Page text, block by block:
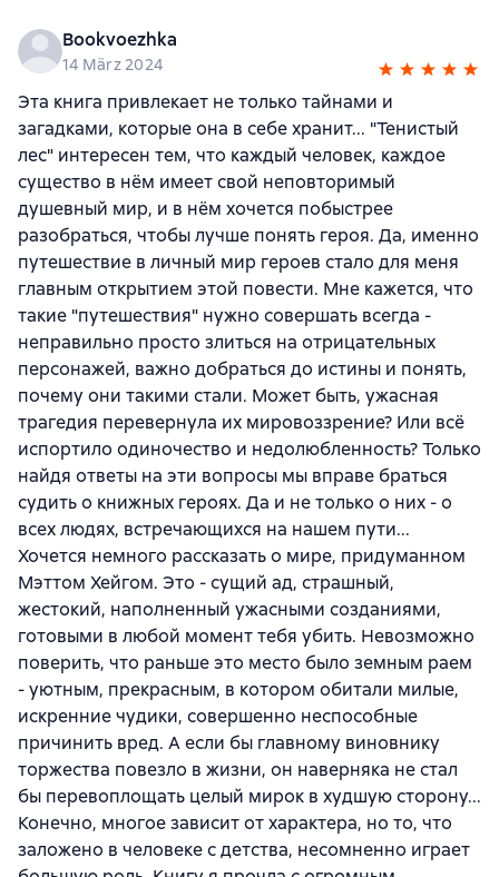
Bookvoezhka
14 März 2024
Эта книга привлекает не только тайнами и
загадками, которые она в себе хранит... "Тенистый
лес" интересен тем, что каждый человек, каждое
существо в нём имеет свой неповторимый
душевный мир, и в нём хочется побыстрее
разобраться, чтобы лучше понять героя. Да, именно
путешествие в личный мир героев стало для меня
главным открытием этой повести. Мне кажется, что
такие "путешествия" нужно совершать всегда -
неправильно просто злиться на отрицательных
персонажей, важно добраться до истины и понять,
почему они такими стали. Может быть, ужасная
трагедия перевернула их мировоззрение? Или всё
испортило одиночество и недолюбленность? Только
найдя ответы на эти вопросы мы вправе браться
судить о книжных героях. Да и не только о них - о
всех людях, встречающихся на нашем пути...
Хочется немного рассказать о мире, придуманном
Мэттом Хейгом. Это - сущий ад, страшный,
жестокий, наполненный ужасными созданиями,
готовыми в любой момент тебя убить. Невозможно
поверить, что раньше это место было земным раем
- уютным, прекрасным, в котором обитали милые,
искренние чудики, совершенно неспособные
причинить вред. А если бы главному виновнику
торжества повезло в жизни, он наверняка не стал
бы перевоплощать целый мирок в худшую сторону...
Конечно, многое зависит от характера, но то, что
заложено в человеке с детства, несомненно играет